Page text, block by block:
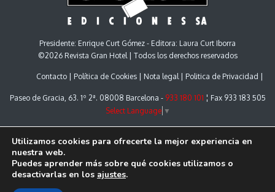
Presidente: Enrique Curt Gómez - Editora: Laura Curt Iborra
©2026 Revista Gran Hotel | Todos los derechos reservados
Contacto Política de Cookies Nota legal Politica de Privacidad
Paseo de Gracia, 63. 1º 2ª. 08008 Barcelona - 933 180 101 ¦ Fax 933 183 505
Select Language ▼
Utilizamos cookies para ofrecerte la mejor experiencia en
nuestra web.
Puedes aprender más sobre qué cookies utilizamos o
desactivarlas en los ajustes.